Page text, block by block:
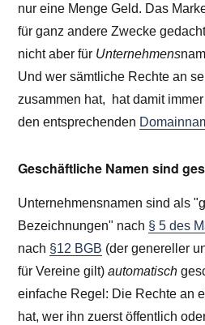
nur eine Menge Geld. Das
für ganz andere Zwecke
nicht aber für Unternehmens
Und wer sämtliche Rechte an
zusammen hat, hat damit
den entsprechenden
Geschäftliche Namen sind
Unternehmensnamen sind als
Bezeichnungen" nach § 5 des
nach §12 BGB (der genereller
für Vereine gilt)automatisch
einfache Regel: Die Rechte an
hat, wer ihn zuerst öffentlich